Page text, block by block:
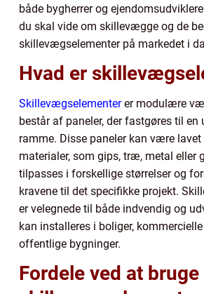
både bygherrer og
du skal vide om skillevægge og de
skillevægselementer på markedet i
Hvad er
Skillevægselementerer modulære
består af paneler, der fastgøres til en
ramme. Disse paneler kan være
materialer, som gips, træ, metal eller
tilpasses i forskellige størrelser og
kravene til det specifikke projekt.
er velegnede til både indvendig og
kan installeres i boliger,
offentlige bygninger.
Fordele ved at bruge